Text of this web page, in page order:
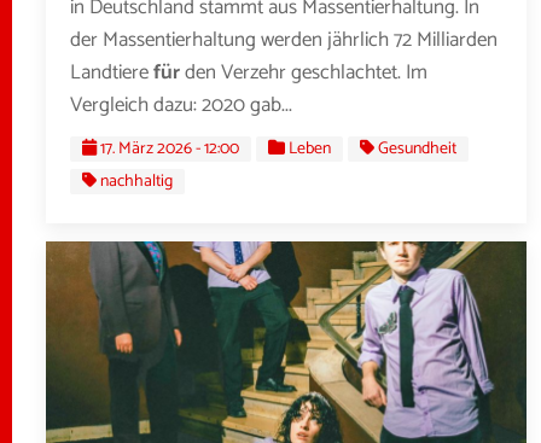
der Massentierhaltung werden jährlich 72 Milliarden
Landtierefürden Verzehr geschlachtet. Im
Vergleich dazu: 2020 gab...
17. März 2026 - 12:00 Leben
Gesundheit
nachhaltig